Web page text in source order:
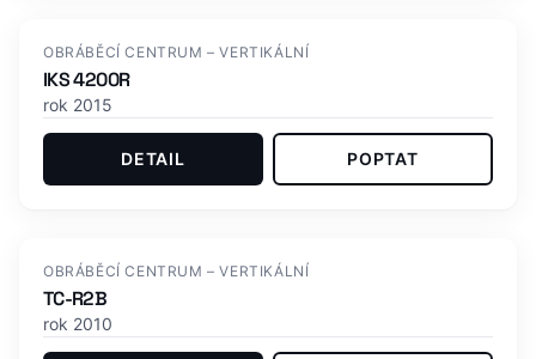
OBRÁBĚCÍ CENTRUM – VERTIKÁLNÍ
IKS 4200R
rok 2015
DETAIL POPTAT
OBRÁBĚCÍ CENTRUM – VERTIKÁLNÍ
TC-R2B
rok 2010